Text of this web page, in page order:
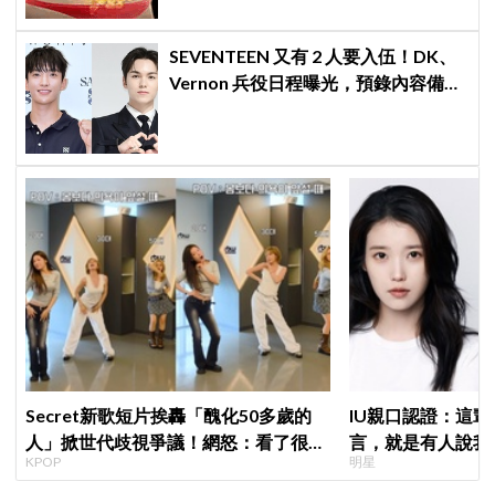
SEVENTEEN 又有 2 人要入伍！DK、
Vernon 兵役日程曝光，預錄內容備齊
Secret新歌短片挨轟「醜化50多歲的
人」掀世代歧視爭議！網怒：看了很不
舒服
KPOP
IU親口認證：這
言，就是有人說
明星